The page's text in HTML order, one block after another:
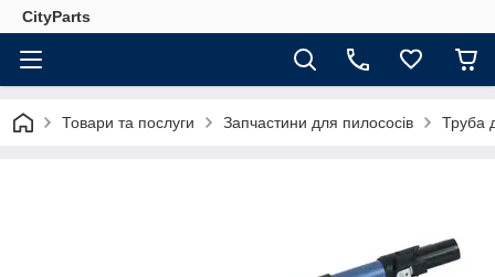
CityParts
Товари та послуги Запчастини для пилососів Труба